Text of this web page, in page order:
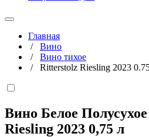
Главная
/ Вино
/ Вино тихое
/ Ritterstolz Riesling 2023
Вино Белое
Riesling 2023 0,75 л